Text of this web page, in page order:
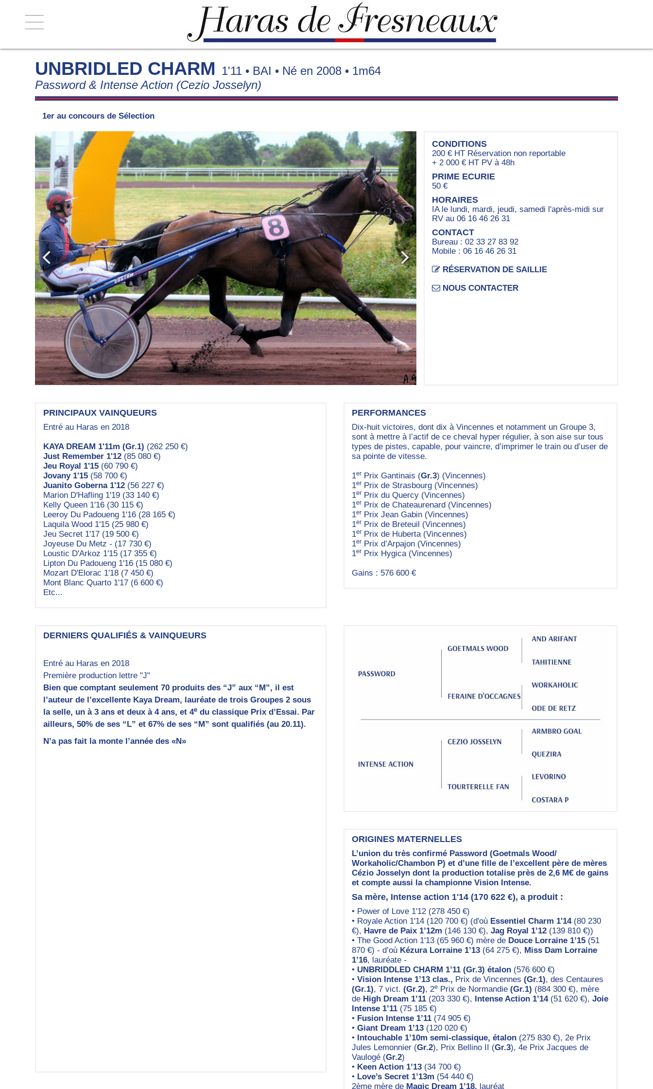
ACCUEIL
NOS ÉTALONS
- HE AND ME
- MAGIC MAN
- ROYAL DREAM
- UNBRIDLED CHARM
HORAIRES & CONDITIONS
BROCHURE 2026
CONTACT & ACCÈS
UNBRIDLED CHARM 1'11 • BAI • Né en 2008 • 1m64
Password & Intense Action (Cezio Josselyn)
1er au concours de Sélection
CONDITIONS
200 € HT Réservation non reportable
+ 2 000 € HT PV à 48h
PRIME ECURIE
50 €
HORAIRES
IA le lundi, mardi, jeudi, samedi l'après-midi sur
RV au 06 16 46 26 31
CONTACT
Bureau : 02 33 27 83 92
Mobile : 06 16 46 26 31
RÉSERVATION DE SAILLIE
NOUS CONTACTER
PRINCIPAUX VAINQUEURS
Entré au Haras en 2018
KAYA DREAM 1'11m (Gr.1) (262 250 €)
Just Remember 1'12 (85 080 €)
Jeu Royal 1'15 (60 790 €)
Jovany 1'15 (58 700 €)
Juanito Goberna 1'12 (56 227 €)
Marion D'Hafling 1'19 (33 140 €)
Kelly Queen 1'16 (30 115 €)
Leeroy Du Padoueng 1'16 (28 165 €)
Laquila Wood 1'15 (25 980 €)
Jeu Secret 1'17 (19 500 €)
Joyeuse Du Metz - (17 730 €)
Loustic D'Arkoz 1'15 (17 355 €)
Lipton Du Padoueng 1'16 (15 080 €)
Mozart D'Elorac 1'18 (7 450 €)
Mont Blanc Quarto 1'17 (6 600 €)
Etc...
PERFORMANCES
Dix-huit victoires, dont dix à Vincennes et notamment un Groupe 3,
sont à mettre à l’actif de ce cheval hyper régulier, à son aise sur tous
types de pistes, capable, pour vaincre, d’imprimer le train ou d’user de
sa pointe de vitesse.
1er Prix Gantinais (Gr.3) (Vincennes)
1er Prix de Strasbourg (Vincennes)
1er Prix du Quercy (Vincennes)
1er Prix de Chateaurenard (Vincennes)
1er Prix Jean Gabin (Vincennes)
1er Prix de Breteuil (Vincennes)
1er Prix de Huberta (Vincennes)
1er Prix d’Arpajon (Vincennes)
1er Prix Hygica (Vincennes)
Gains : 576 600 €
DERNIERS QUALIFIÉS & VAINQUEURS
Entré au Haras en 2018
Première production lettre "J"
Bien que comptant seulement 70 produits des “J” aux “M”, il est
l’auteur de l’excellente Kaya Dream, lauréate de trois Groupes 2 sous
la selle, un à 3 ans et deux à 4 ans, et 4e du classique Prix d’Essai. Par
ailleurs, 50% de ses “L” et 67% de ses “M” sont qualifiés (au 20.11).
N’a pas fait la monte l’année des «N»
ORIGINES MATERNELLES
L’union du très confirmé Password (Goetmals Wood/
Workaholic/Chambon P) et d’une fille de l’excellent père de mères
Cézio Josselyn dont la production totalise près de 2,6 M€ de gains
et compte aussi la championne Vision Intense.
Sa mère, Intense action 1'14 (170 622 €), a produit :
• Power of Love 1'12 (278 450 €)
• Royale Action 1'14 (120 700 €) (d'où Essentiel Charm 1'14(80 230
€), Havre de Paix 1’12m (146 130 €), Jag Royal 1’12 (139 810 €))
• The Good Action 1'13 (65 960 €) mère de Douce Lorraine 1’15 (51
870 €) - d’où Kézura Lorraine 1’13 (64 275 €), Miss Dam Lorraine
1’16, lauréate -
• UNBRIDDLED CHARM 1’11 (Gr.3) étalon (576 600 €)
• Vision Intense 1’13 clas., Prix de Vincennes (Gr.1), des Centaures
(Gr.1), 7 vict. (Gr.2), 2e Prix de Normandie (Gr.1) (884 300 €), mère
de High Dream 1’11 (203 330 €), Intense Action 1’14(51 620 €), Joie
Intense 1’11 (75 185 €)
• Fusion Intense 1’11 (74 905 €)
• Giant Dream 1’13 (120 020 €)
• Intouchable 1’10m semi-classique, étalon (275 830 €), 2e Prix
Jules Lemonnier (Gr.2), Prix Bellino II (Gr.3), 4e Prix Jacques de
Vaulogé (Gr.2)
• Keen Action 1’13 (34 700 €)
• Love’s Secret 1’13m (54 440 €)
2ème mère de Magic Dream 1’18, lauréat